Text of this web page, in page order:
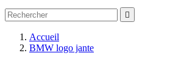

Accueil
BMW logo jante